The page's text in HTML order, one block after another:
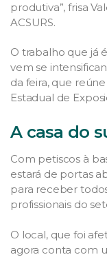
produtiva”, frisa
ACSURS.
O trabalho que já
vem se
da feira, que
Estadual de
A casa do
Com petiscos à
estará de portas
para receber
profissionais do
O local, que foi
agora conta com